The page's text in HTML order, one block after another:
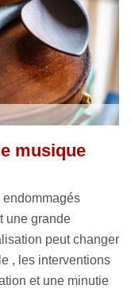
musique
endommagés
une grande
peut changer
, les interventions
et une minutie